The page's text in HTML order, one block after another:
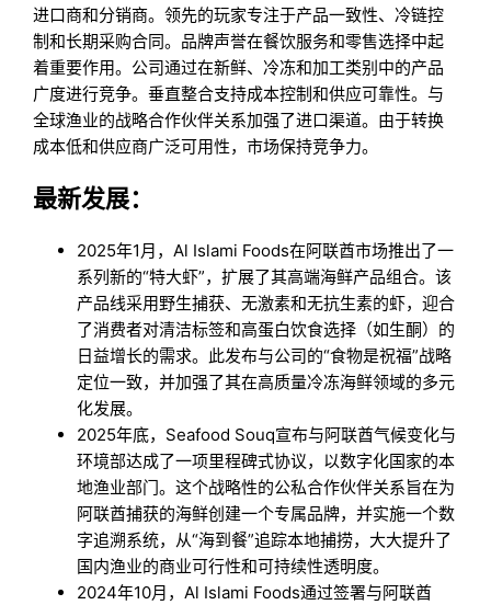
进口商和分销商。领先的玩家专注于产品一致性、冷链控
制和长期采购合同。品牌声誉在餐饮服务和零售选择中起
着重要作用。公司通过在新鲜、冷冻和加工类别中的产品
广度进行竞争。垂直整合支持成本控制和供应可靠性。与
全球渔业的战略合作伙伴关系加强了进口渠道。由于转换
成本低和供应商广泛可用性，市场保持竞争力。
最新发展：
2025年1月，Al Islami Foods在阿联酋市场推出了一
系列新的“特大虾”，扩展了其高端海鲜产品组合。该
产品线采用野生捕获、无激素和无抗生素的虾，迎合
了消费者对清洁标签和高蛋白饮食选择（如生酮）的
日益增长的需求。此发布与公司的“食物是祝福”战略
定位一致，并加强了其在高质量冷冻海鲜领域的多元
化发展。
2025年底，Seafood Souq宣布与阿联酋气候变化与
环境部达成了一项里程碑式协议，以数字化国家的本
地渔业部门。这个战略性的公私合作伙伴关系旨在为
阿联酋捕获的海鲜创建一个专属品牌，并实施一个数
字追溯系统，从“海到餐”追踪本地捕捞，大大提升了
国内渔业的商业可行性和可持续性透明度。
2024年10月，Al Islami Foods通过签署与阿联酋